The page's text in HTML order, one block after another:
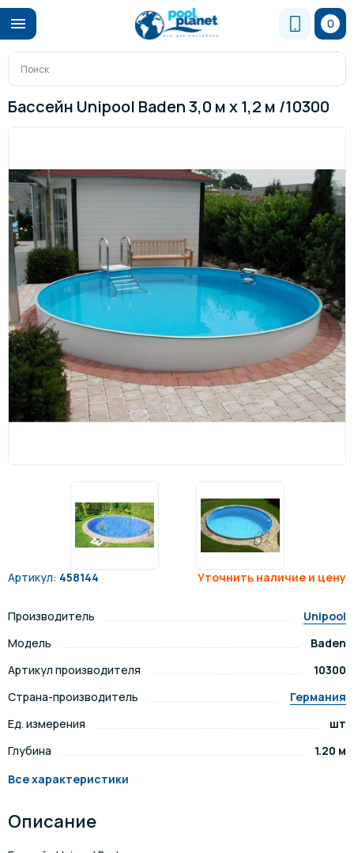
0
Бассейн Unipool Baden 3,0 м х 1,2 м /10300
Артикул: 458144 Уточнить наличие и цену
Производитель
Unipool
Модель
Baden
Артикул производителя
10300
Страна-производитель
Германия
Ед. измерения
шт
Глубина
1.20 м
Все характеристики
Описание